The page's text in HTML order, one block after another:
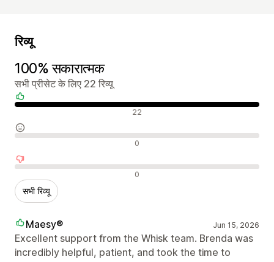
रिव्यू
100% सकारात्मक
सभी प्रीसेट के लिए 22 रिव्यू
सकारात्मक रिव्यू 22
न्यूट्रल रिव्यू 0
नकारात्मक रिव्यू 0
सभी रिव्यू
Maesy® Jun 15, 2026
Excellent support from the Whisk team. Brenda was
incredibly helpful, patient, and took the time to